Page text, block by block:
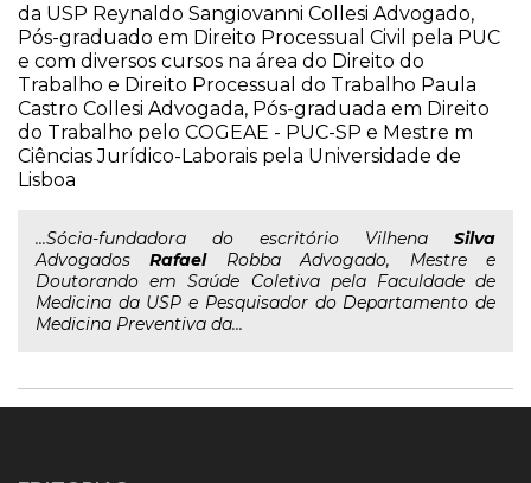
da USP Reynaldo Sangiovanni Collesi Advogado,
Pós-graduado em Direito Processual Civil pela PUC
e com diversos cursos na área do Direito do
Trabalho e Direito Processual do Trabalho Paula
Castro Collesi Advogada, Pós-graduada em Direito
do Trabalho pelo COGEAE - PUC-SP e Mestre m
Ciências Jurídico-Laborais pela Universidade de
Lisboa
...Sócia-fundadora do escritório Vilhena Silva
AdvogadosRafaelRobba Advogado, Mestre e
Doutorando em Saúde Coletiva pela Faculdade de
Medicina da USP e Pesquisador do Departamento de
Medicina Preventiva da...